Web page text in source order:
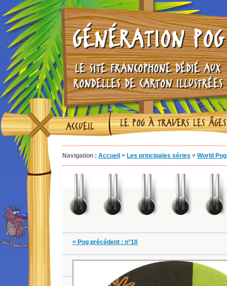
GÉNÉRATION POG
LE SITE FRANCOPHONE DÉDIÉ AUX
RONDELLES DE CARTON ILLUSTRÉES
ACCUEIL LE POG À TRAVERS LES ÂGES
Navigation : Accueil > Les principales séries > World
< Pog précédent : n°10